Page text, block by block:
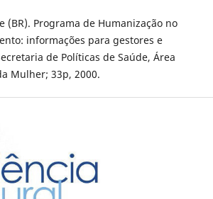
(BR). Programa de Humanização no
informações para gestores e
de Políticas de Saúde, Área
Mulher; 33p, 2000.